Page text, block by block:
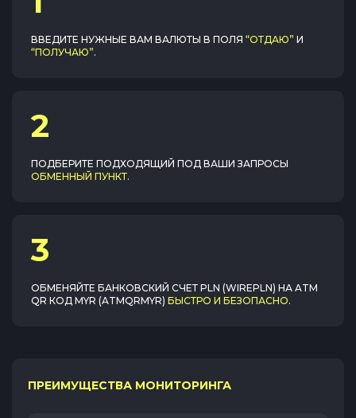
ВВЕДИТЕ НУЖНЫЕ ВАМ ВАЛЮТЫ В ПОЛЯ “ОТДАЮ” И
“ПОЛУЧАЮ”.
2
ПОДБЕРИТЕ ПОДХОДЯЩИЙ ПОД ВАШИ ЗАПРОСЫ
ОБМЕННЫЙ ПУНКТ.
3
ОБМЕНЯЙТЕ БАНКОВСКИЙ СЧЕТ PLN (WIREPLN) НА ATM
QR КОД MYR (ATMQRMYR) БЫСТРО И БЕЗОПАСНО.
ПРЕИМУЩЕСТВА МОНИТОРИНГА